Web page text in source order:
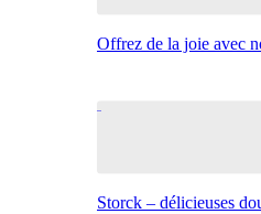
Offrez de la joie avec
Storck – délicieuses